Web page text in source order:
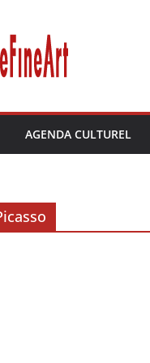
AGENDA CULTUREL